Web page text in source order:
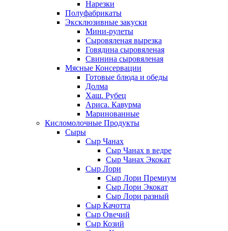
Нарезки
Полуфабрикаты
Эксклюзивные закуски
Мини-рулеты
Сыровяленая вырезка
Говядина сыровяленая
Свинина сыровяленая
Мясные Консервации
Готовые блюда и обеды
Долма
Хаш. Рубец
Ариса. Кавурма
Маринованные
Кисломолочные Продукты
Сыры
Сыр Чанах
Сыр Чанах в ведре
Сыр Чанах Экокат
Сыр Лори
Сыр Лори Премиум
Сыр Лори Экокат
Сыр Лори разный
Сыр Качотта
Сыр Овечий
Сыр Козий